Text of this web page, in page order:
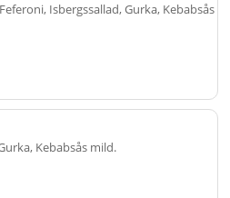
Isbergssallad, Gurka, Kebabsås
Kebabsås mild.